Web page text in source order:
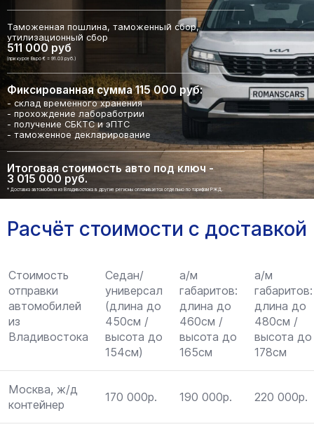
Таможенная пошлина, таможенный сбор,
утилизационный сбор
511 000 руб
(при курсе Евро € = 91.03 руб.)
Фиксированная сумма 115 000 руб:
- склад временного хранения
- прохождение лабоработрии
- получение СБКТС и эПТС
- таможенное декларирование
Итоговая стоимость авто под ключ -
3 015 000 руб.
* Доставка автомобиля из Владивостока в другие регионы оплачивается отдельно по тарифам РЖД.
Расчёт стоимости с доставкой
Стоимость
отправки
автомобилей
из
Владивостока
Седан/
универсал
(длина до
450см /
высота до
154см)
а/м
габаритов:
длина до
460см /
высота до
165см
а/м
габаритов:
длина до
480см /
высота до
178см
Москва, ж/д
контейнер
170 000р. 190 000р. 220 000р.